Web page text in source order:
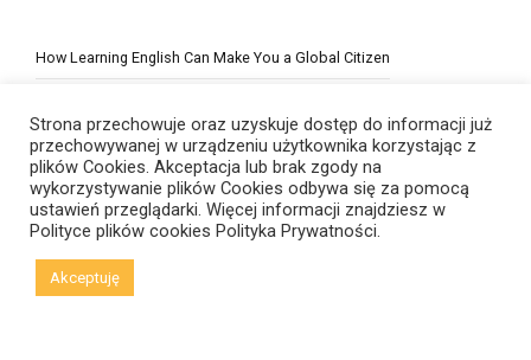
How Learning English Can Make You a Global Citizen
© Copyright 2021 New Horizons | Created by
Strona przechowuje oraz uzyskuje dostęp do informacji już
przechowywanej w urządzeniu użytkownika korzystając z
plików Cookies. Akceptacja lub brak zgody na
wykorzystywanie plików Cookies odbywa się za pomocą
ustawień przeglądarki. Więcej informacji znajdziesz w
Polityce plików cookies Polityka Prywatności.
Akceptuję